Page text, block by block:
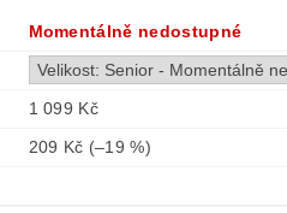
Momentálně nedostupné
1 099 Kč
209 Kč (–19 %)